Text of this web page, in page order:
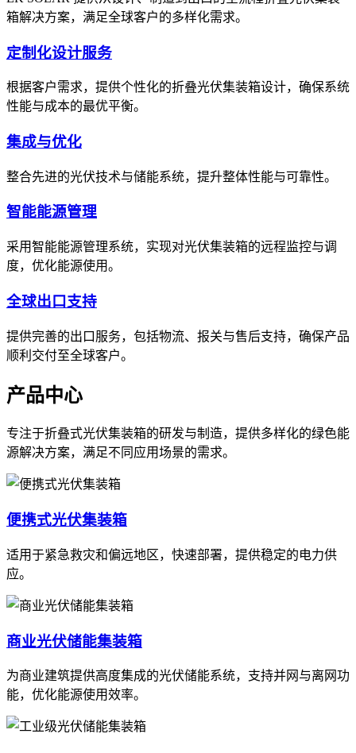
箱解决方案，满足全球客户的多样化需求。
定制化设计服务
根据客户需求，提供个性化的折叠光伏集装箱设计，确保系统
性能与成本的最优平衡。
集成与优化
整合先进的光伏技术与储能系统，提升整体性能与可靠性。
智能能源管理
采用智能能源管理系统，实现对光伏集装箱的远程监控与调
度，优化能源使用。
全球出口支持
提供完善的出口服务，包括物流、报关与售后支持，确保产品
顺利交付至全球客户。
产品中心
专注于折叠式光伏集装箱的研发与制造，提供多样化的绿色能
源解决方案，满足不同应用场景的需求。
便携式光伏集装箱
适用于紧急救灾和偏远地区，快速部署，提供稳定的电力供
应。
商业光伏储能集装箱
为商业建筑提供高度集成的光伏储能系统，支持并网与离网功
能，优化能源使用效率。